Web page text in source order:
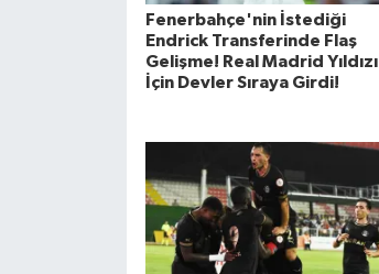
Fenerbahçe'nin İstediği
Endrick Transferinde Flaş
Gelişme! Real Madrid Yıldızı
İçin Devler Sıraya Girdi!